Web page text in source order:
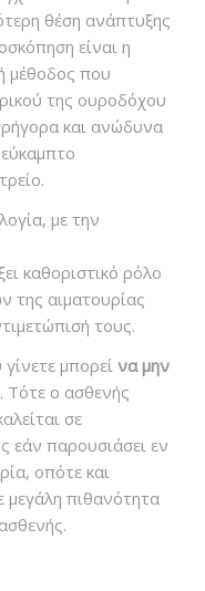
θέση ανάπτυξης
είναι η
μέθοδος που
της ουροδόχου
και ανώδυνα
με την
καθοριστικό ρόλο
της αιματουρίας
τους.
μπορεί να μην
. Τότε ο ασθενής
σε
εάν παρουσιάσει εν
οπότε και
μεγάλη πιθανότητα